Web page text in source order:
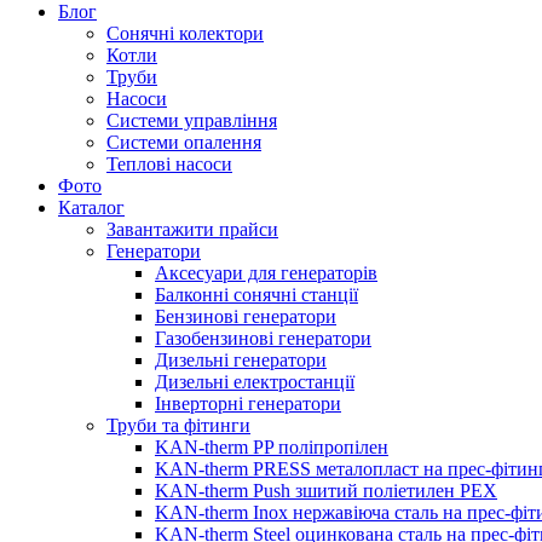
Блог
Сонячні колектори
Котли
Труби
Насоси
Системи управління
Системи опалення
Теплові насоси
Фото
Каталог
Завантажити прайси
Генератори
Аксесуари для генераторів
Балконні сонячні станції
Бензинові генератори
Газобензинові генератори
Дизельні генератори
Дизельні електростанції
Інверторні генератори
Труби та фітинги
KAN-therm PP поліпропілен
KAN-therm PRESS металопласт на прес-
KAN-therm Push зшитий поліетилен PEX
KAN-therm Inox нержавіюча сталь на прес-
KAN-therm Steel оцинкована сталь на прес-